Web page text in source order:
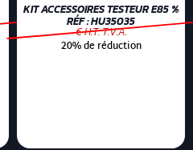
KIT ACCESSOIRES TESTEUR E85 %
RÉF : HU35035
€ H.T. T.V.A.
20% de réduction